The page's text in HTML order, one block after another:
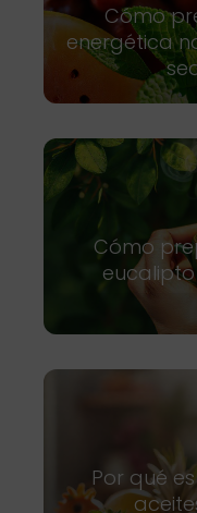
Cómo
energética
Cómo
Por qué